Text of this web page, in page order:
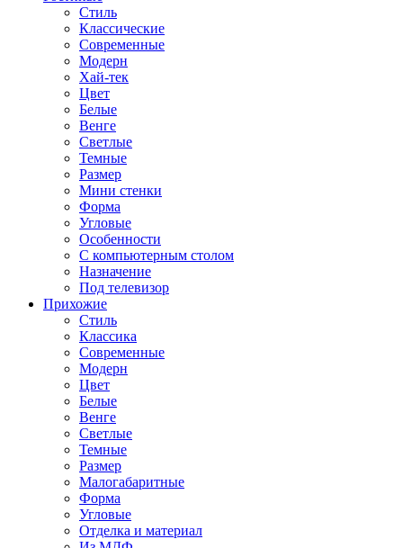
Стиль
Классические
Современные
Модерн
Хай-тек
Цвет
Белые
Венге
Светлые
Темные
Размер
Мини стенки
Форма
Угловые
Особенности
С компьютерным столом
Назначение
Под телевизор
Прихожие
Стиль
Классика
Современные
Модерн
Цвет
Белые
Венге
Светлые
Темные
Размер
Малогабаритные
Форма
Угловые
Отделка и материал